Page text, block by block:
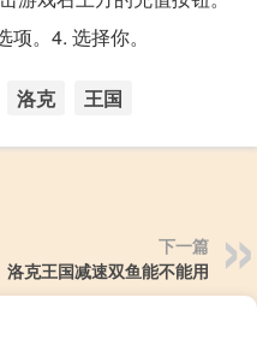
。4. 选择你。
洛克 王国
下一篇
洛克王国减速双鱼能不能用